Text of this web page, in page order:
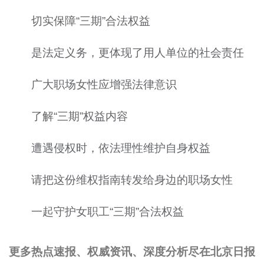
切实保障“三期”合法权益
是法定义务，更体现了用人单位的社会责任
广大职场女性应增强法律意识
了解“三期”权益内容
遭遇侵权时，依法理性维护自身权益
请把这份维权指南转发给身边的职场女性
一起守护女职工“三期”合法权益
更多热点速报、权威资讯、深度分析尽在北京日报